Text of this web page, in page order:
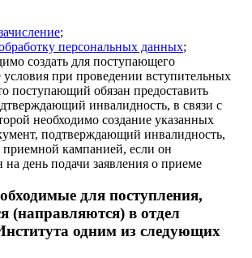
;
персональных данных;
создать для поступающего
при проведении вступительных
поступающий обязан предоставить
инвалидность, в связи с
необходимо создание указанных
подтверждающий инвалидность,
приемной кампанией, если он
на день подачи заявления о приеме
для поступления,
(направляются) в отдел
одним из следующих